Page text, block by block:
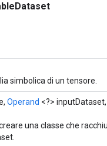
simbolica di un tensore.
Operand <?>
una classe che